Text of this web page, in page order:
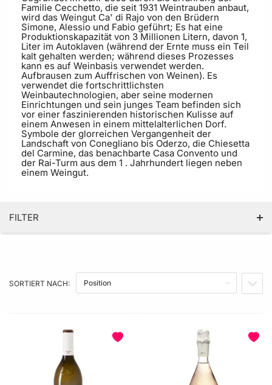
Familie Cecchetto, die seit 1931 Weintrauben anbaut,
wird das Weingut Ca' di Rajo von den Brüdern
Simone, Alessio und Fabio geführt; Es hat eine
Produktionskapazität von 3 Millionen Litern, davon 1,
Liter im Autoklaven (während der Ernte muss ein Teil
kalt gehalten werden; während dieses Prozesses
kann es auf Weinbasis verwendet werden.
Aufbrausen zum Auffrischen von Weinen). Es
verwendet die fortschrittlichsten
Weinbautechnologien, aber seine modernen
Einrichtungen und sein junges Team befinden sich
vor einer faszinierenden historischen Kulisse auf
einem Anwesen in einem mittelalterlichen Dorf.
Symbole der glorreichen Vergangenheit der
Landschaft von Conegliano bis Oderzo, die Chiesetta
del Carmine, das benachbarte Casa Convento und
der Rai-Turm aus dem 1 . Jahrhundert liegen neben
einem Weingut.
FILTER
ALKOHOLGEHALT IN % VOL.
SORTIERT NACH: IN